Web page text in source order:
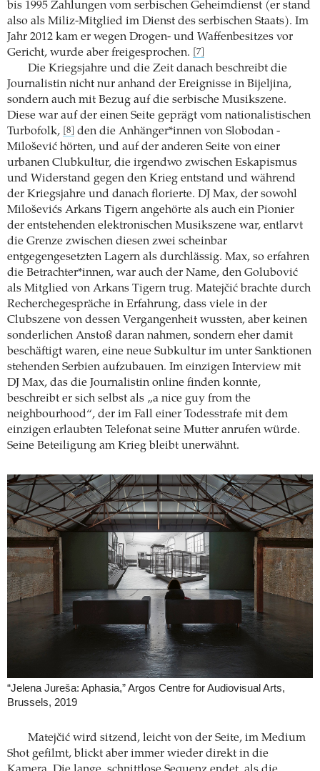
bis 1995 Zahlungen vom serbischen Geheimdienst (er stand
also als Miliz-­Mitglied im Dienst des serbischen Staats). Im
Jahr 2012 kam er wegen Drogen- und Waffenbesitzes vor
Gericht, wurde aber freigesprochen.
[7]
Die Kriegsjahre und die Zeit danach beschreibt die
Journalistin nicht nur anhand der ­Ereignisse in Bijeljina,
sondern auch mit Bezug auf die serbische Musikszene.
Diese war auf der einen Seite geprägt vom nationalistischen
Turbofolk,
[8]
den die Anhänger*innen von Slobodan ­
Milošević ­hörten, und auf der anderen Seite von einer
urbanen Clubkultur, die irgendwo zwischen Eskapismus
und Widerstand gegen den Krieg entstand und während
der Kriegsjahre und danach florierte. DJ Max, der sowohl
Miloševićs Arkans Tigern angehörte als auch ein Pionier
der ­entstehenden elektronischen Musikszene war, entlarvt
die Grenze zwischen diesen zwei scheinbar
entgegengesetzten Lagern als durchlässig. Max, so erfahren
die Betrachter*innen, war auch der Name, den Golubović
als Mitglied von Arkans Tigern trug. Matejčić brachte durch
Recherchegespräche in Erfahrung, dass viele in der
Clubszene von dessen Vergangenheit wussten, aber keinen
­sonderlichen Anstoß daran nahmen, sondern eher damit
beschäftigt waren, eine neue Subkultur im unter Sanktionen
stehenden Serbien aufzubauen. Im einzigen Interview mit
DJ Max, das die Journalistin online finden konnte,
beschreibt er sich selbst als „a nice guy from the
neighbourhood“, der im Fall einer Todesstrafe mit dem
einzigen ­erlaubten Telefonat seine Mutter anrufen würde.
Seine Beteiligung am Krieg bleibt unerwähnt.
“Jelena Jureša: Aphasia,” Argos Centre for Audiovisual Arts,
Brussels, 2019
Matejčić wird sitzend, leicht von der Seite, im Medium
Shot gefilmt, blickt aber immer ­wieder direkt in die